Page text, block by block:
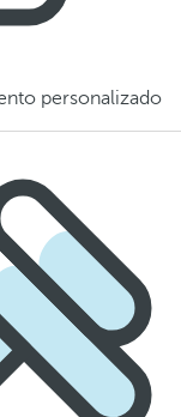
personalizado